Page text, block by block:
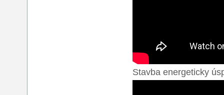
Stavba energeticky